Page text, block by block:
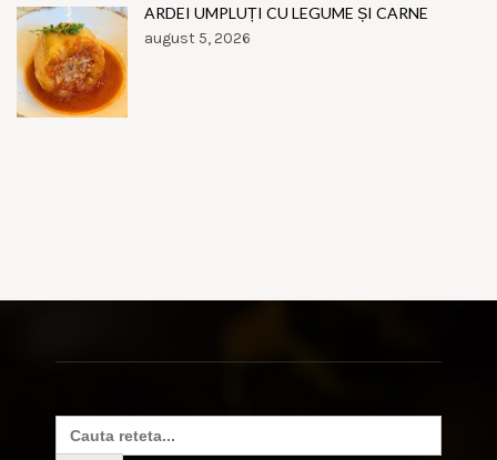
ARDEI UMPLUȚI CU LEGUME ȘI CARNE
august 5, 2026
Search
for: